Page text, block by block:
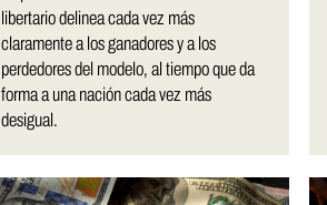
libertario delinea cada vez más
claramente a los ganadores y a los
perdedores del modelo, al tiempo que da
forma a una nación cada vez más
desigual.